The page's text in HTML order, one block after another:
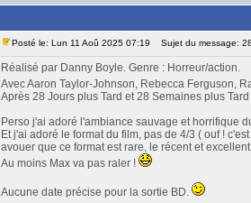
Posté le: Lun 11 Aoû 2025 07:19 Sujet du message:
Réalisé par Danny Boyle. Genre : Horreur/action.
Avec Aaron Taylor-Johnson, Rebecca Ferguson,
Après 28 Jours plus Tard et 28 Semaines plus
Perso j'ai adoré l'ambiance sauvage et horrifique
Et j'ai adoré le format du film, pas de 4/3 ( ouf !
avouer que ce format est rare, le récent et
Au moins Max va pas raler !
Aucune date précise pour la sortie BD.